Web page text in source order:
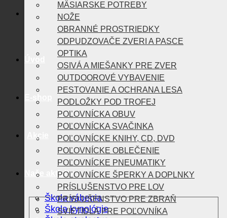
Akcie
Naše aktivity
Škola vábenia
Škola kynológie
MÄSIARSKE POTREBY
NOŽE
OBRANNÉ PROSTRIEDKY
ODPUDZOVAČE ZVERI A PASCE
OPTIKA
OSIVÁ A MIEŠANKY PRE ZVER
OUTDOOROVÉ VYBAVENIE
PESTOVANIE A OCHRANA LESA
PODLOŽKY POD TROFEJ
POĽOVNÍCKA OBUV
POĽOVNÍCKA SVAČINKA
POĽOVNÍCKE KNIHY, CD, DVD
POĽOVNÍCKE OBLEČENIE
POĽOVNÍCKE PNEUMATIKY
POĽOVNÍCKE ŠPERKY A DOPLNKY
PRÍSLUŠENSTVO PRE LOV
PRÍSLUŠENSTVO PRE ZBRAŇ
SVIETIDLÁ PRE POĽOVNÍKA